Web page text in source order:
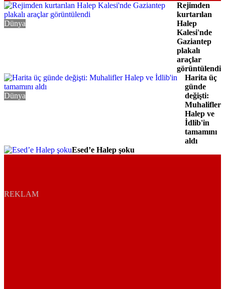
Dünya
Rejimden
kurtarılan
Halep
Kalesi'nde
Gaziantep
plakalı
araçlar
görüntülendi
Dünya
Harita üç
günde
değişti:
Muhalifler
Halep ve
İdlib'in
tamamını
aldı
Esed’e Halep şoku
REKLAM